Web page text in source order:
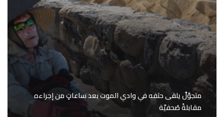
متجوّلٌ يلقى حتفه في وادي الموت بعد ساعاتٍ من إجراءه
مقابلةً صُحفيّة